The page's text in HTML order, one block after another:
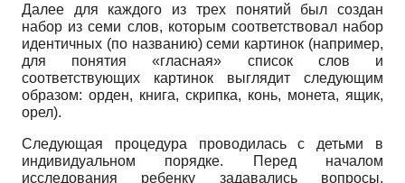
Далее для каждого из трех понятий был создан
набор из семи слов, которым соответствовал набор
идентичных (по названию) семи картинок (например,
для понятия «гласная» список слов и
соответствующих картинок выглядит следующим
образом: орден, книга, скрипка, конь, монета, ящик,
орел).
Следующая процедура проводилась с детьми в
индивидуальном порядке. Перед началом
исследования ребенку задавались вопросы,